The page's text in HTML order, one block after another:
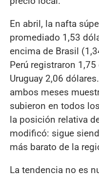
En abril, la nafta
promediado 1,53
encima de Brasil
Perú registraron
Uruguay 2,06
ambos meses
subieron en todos
la posición relativa
modificó: sigue
más barato de la
La tendencia no es